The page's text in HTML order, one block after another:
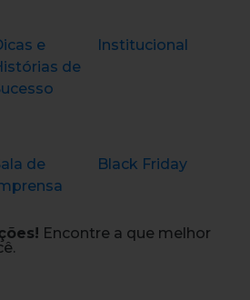
e
de
Institucional
de
Black Friday
Encontre a que melhor